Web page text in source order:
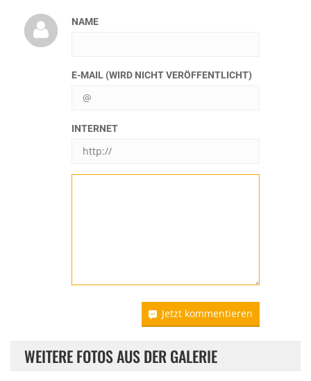
NAME
E-MAIL (WIRD NICHT VERÖFFENTLICHT)
INTERNET
Jetzt kommentieren
WEITERE FOTOS AUS DER GALERIE